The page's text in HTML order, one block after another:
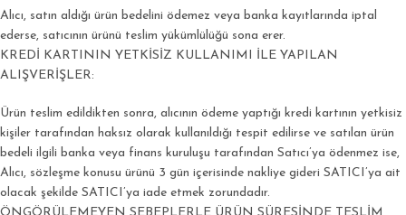
Alıcı, satın aldığı ürün bedelini ödemez veya banka kayıtlarında iptal
ederse, satıcının ürünü teslim yükümlülüğü sona erer.
KREDİ KARTININ YETKİSİZ KULLANIMI İLE YAPILAN
ALIŞVERİŞLER:
Ürün teslim edildikten sonra, alıcının ödeme yaptığı kredi kartının yetkisiz
kişiler tarafından haksız olarak kullanıldığı tespit edilirse ve satılan ürün
bedeli ilgili banka veya finans kuruluşu tarafından Satıcı’ya ödenmez ise,
Alıcı, sözleşme konusu ürünü 3 gün içerisinde nakliye gideri SATICI’ya ait
olacak şekilde SATICI’ya iade etmek zorundadır.